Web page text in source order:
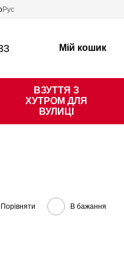
Рус
Мій кошик
ВЗУТТЯ З
ХУТРОМ ДЛЯ
ВУЛИЦІ
Порівняти В бажання